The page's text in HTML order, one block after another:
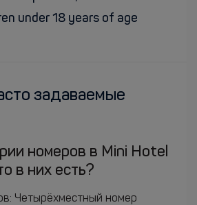
under 18 years of age
задаваемые
номеров в Mini Hotel
в них есть?
Четырёхместный номер